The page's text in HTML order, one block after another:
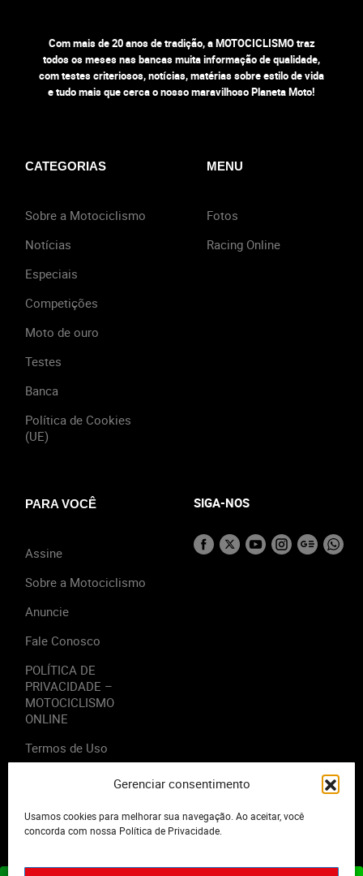
Gerenciar consentimento
Usamos cookies para melhorar sua navegação. Ao aceitar, você
concorda com nossa Política de Privacidade.
Com mais de 20 anos de tradição, a MOTOCICLISMO traz
todos os meses nas bancas muita informação de qualidade,
com testes criteriosos, notícias, matérias sobre estilo de vida
e tudo mais que cerca o nosso maravilhoso Planeta Moto!
CATEGORIAS
Sobre a Motociclismo
Notícias
Especiais
Competições
Moto de ouro
Testes
Banca
Política de Cookies
(UE)
MENU
Fotos
Racing Online
PARA VOCÊ
Assine
Sobre a Motociclismo
Anuncie
Fale Conosco
POLÍTICA DE
PRIVACIDADE –
MOTOCICLISMO
ONLINE
Termos de Uso
SIGA-NOS
2023 - Editora Motor Midia. Todos os direitos reservados.